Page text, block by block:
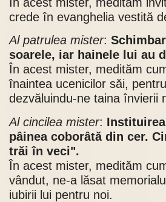
crede în evanghelia vestită
Al patrulea mister:
soarele, iar hainele lui au
În acest mister, medităm
înaintea ucenicilor săi,
dezvăluindu-ne taina învierii
Al cincilea mister:
pâinea coborâtă din cer.
trăi în veci".
În acest mister, medităm
vândut, ne-a lăsat
iubirii lui pentru noi.